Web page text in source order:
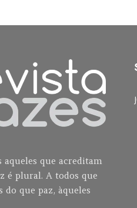
aqueles que acreditam
é plural. A todos que
que paz, àqueles